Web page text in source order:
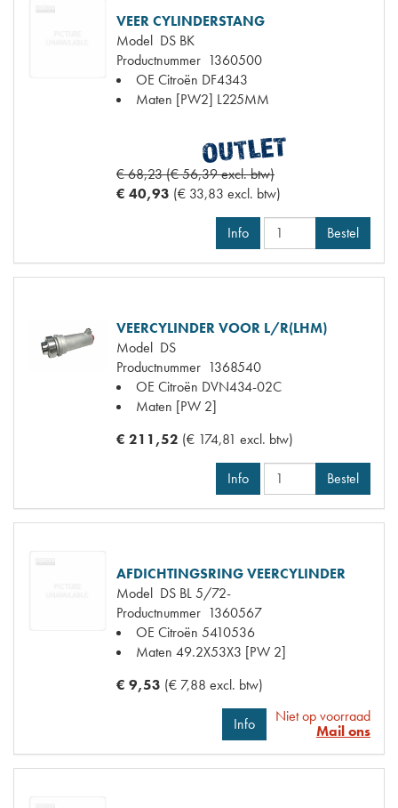
VEER CYLINDERSTANG
Model DS BK
Productnummer 1360500
OE Citroën DF4343
Maten [PW2] L225MM
€ 68,23 (€ 56,39 excl. btw)
€ 40,93 (€ 33,83 excl. btw)
Info Bestel
VEERCYLINDER VOOR L/R(LHM)
Model DS
Productnummer 1368540
OE Citroën DVN434-02C
Maten [PW 2]
€ 211,52 (€ 174,81 excl. btw)
Info Bestel
AFDICHTINGSRING VEERCYLINDER
Model DS BL 5/72-
Productnummer 1360567
OE Citroën 5410536
Maten 49.2X53X3 [PW 2]
€ 9,53 (€ 7,88 excl. btw)
Info
Niet op voorraad
Mail ons